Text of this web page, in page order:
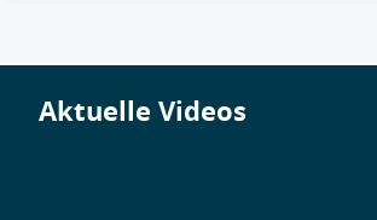
Aktuelle Videos